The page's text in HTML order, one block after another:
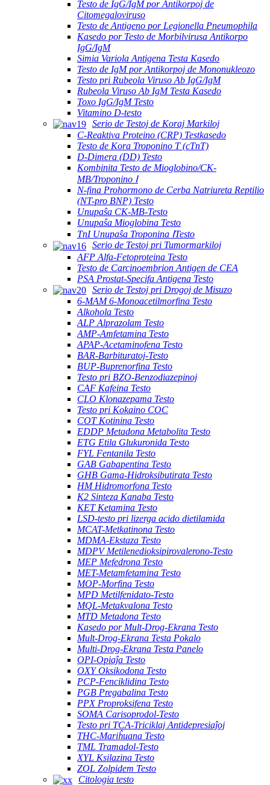
Testo de IgG/IgM por Antikorpoj de
Citomegaloviruso
Testo de Antigeno por Legionella Pneumophila
Kasedo por Testo de Morbilvirusa Antikorpo
IgG/IgM
Simia Variola Antigena Testa Kasedo
Testo de IgM por Antikorpoj de Mononukleozo
Testo pri Rubeola Viruso Ab IgG/IgM
Rubeola Viruso Ab IgM Testa Kasedo
Toxo IgG/IgM Testo
Vitamino D-testo
Serio de Testoj de Koraj Markiloj
C-Reaktiva Proteino (CRP) Testkasedo
Testo de Kora Troponino T (cTnT)
D-Dimera (DD) Testo
Kombinita Testo de Mioglobino/CK-
MB/Troponino Ⅰ
N-fina Prohormono de Cerba Natriureta Reptilio
(NT-pro BNP) Testo
Unupaŝa CK-MB-Testo
Unupaŝa Mioglobina Testo
TnI Unupaŝa Troponina ⅠTesto
Serio de Testoj pri Tumormarkiloj
AFP Alfa-Fetoproteina Testo
Testo de Carcinoembrion Antigen de CEA
PSA Prostat-Specifa Antigena Testo
Serio de Testoj pri Drogoj de Misuzo
6-MAM 6-Monoacetilmorfina Testo
Alkohola Testo
ALP Alprazolam Testo
AMP-Amfetamina Testo
APAP-Acetaminofena Testo
BAR-Barbituratoj-Testo
BUP-Buprenorfina Testo
Testo pri BZO-Benzodiazepinoj
CAF Kafeina Testo
CLO Klonazepama Testo
Testo pri Kokaino COC
COT Kotinina Testo
EDDP Metadona Metabolita Testo
ETG Etila Glukuronida Testo
FYL Fentanila Testo
GAB Gabapentina Testo
GHB Gama-Hidroksibutirata Testo
HM Hidromorfona Testo
K2 Sinteza Kanaba Testo
KET Ketamina Testo
LSD-testo pri lizerga acido dietilamida
MCAT-Metkatinona Testo
MDMA-Ekstaza Testo
MDPV Metilenedioksipirovalerono-Testo
MEP Mefedrona Testo
MET-Metamfetamina Testo
MOP-Morfina Testo
MPD Metilfenidato-Testo
MQL-Metakvalona Testo
MTD Metadona Testo
Kasedo por Mult-Drog-Ekrana Testo
Mult-Drog-Ekrana Testa Pokalo
Multi-Drog-Ekrana Testa Panelo
OPI-Opiaĵa Testo
OXY Oksikodona Testo
PCP-Fenciklidina Testo
PGB Pregabalina Testo
PPX Proproksifena Testo
SOMA Carisoprodol-Testo
Testo pri TCA-Triciklaj Antidepresiaĵoj
THC-Mariĥuana Testo
TML Tramadol-Testo
XYL Ksilazina Testo
ZOL Zolpidem Testo
Citologia testo